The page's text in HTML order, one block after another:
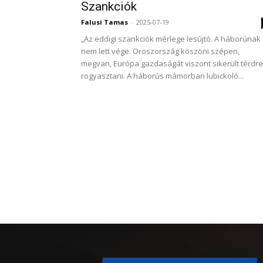
Szankciók
Falusi Tamas - 2025-07-19
„Az eddigi szankciók mérlege lesújtó. A háborúnak
nem lett vége. Oroszország köszöni szépen,
megvan, Európa gazdaságát viszont sikerült térdre
rogyasztani. A háborús mámorban lubickoló...